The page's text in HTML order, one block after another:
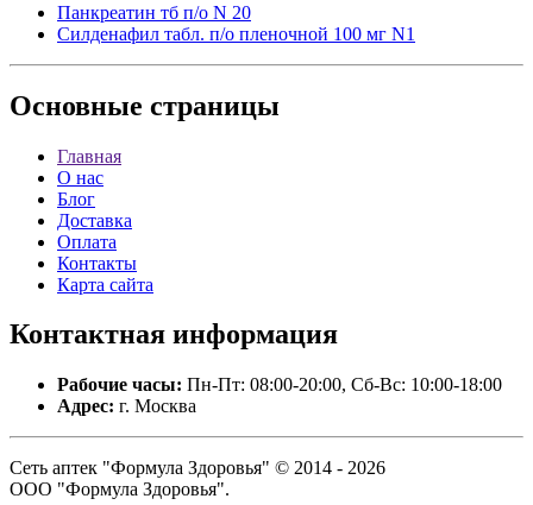
Панкреатин тб п/о N 20
Силденафил табл. п/о пленочной 100 мг N1
Основные страницы
Главная
О нас
Блог
Доставка
Оплата
Контакты
Карта сайта
Контактная информация
Рабочие часы: Пн-Пт: 08:00-20:00, Сб-Вс: 10:00-18:00
Адрес: г. Москва
Сеть аптек "Формула Здоровья" © 2014 - 2026
ООО "Формула Здоровья".